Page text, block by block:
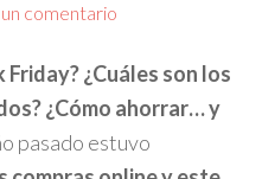
comentario
¿Cuáles son los
¿Cómo ahorrar… y
pasado estuvo